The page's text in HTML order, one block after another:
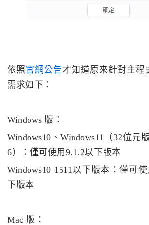
依照官網公告才知道原來針對主程
需求如下：
Windows 版：
Windows10、Windows11（32位元
6）：僅可使用9.1.2以下版本
Windows10 1511以下版本：僅可
下版本
Mac 版：